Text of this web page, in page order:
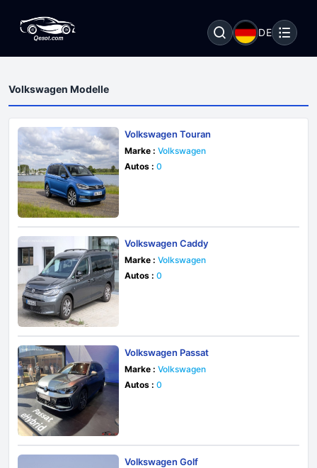
DE
Volkswagen Modelle
Volkswagen Touran
Marke : Volkswagen
Autos : 0
Volkswagen Caddy
Marke : Volkswagen
Autos : 0
Volkswagen Passat
Marke : Volkswagen
Autos : 0
Volkswagen Golf